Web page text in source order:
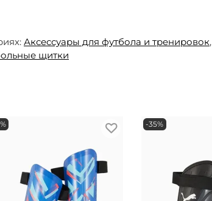
Аксессуары для футбола и тренировок,
щитки
-35%